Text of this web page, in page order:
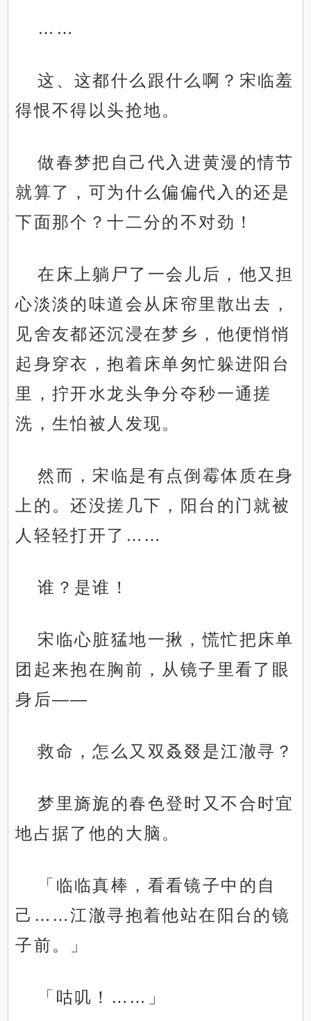
……
这、这都什么跟什么啊？宋临羞
得恨不得以头抢地。
做春梦把自己代入进黄漫的情节
就算了，可为什么偏偏代入的还是
下面那个？十二分的不对劲！
在床上躺尸了一会儿后，他又担
心淡淡的味道会从床帘里散出去，
见舍友都还沉浸在梦乡，他便悄悄
起身穿衣，抱着床单匆忙躲进阳台
里，拧开水龙头争分夺秒一通搓
洗，生怕被人发现。
然而，宋临是有点倒霉体质在身
上的。还没搓几下，阳台的门就被
人轻轻打开了……
谁？是谁！
宋临心脏猛地一揪，慌忙把床单
团起来抱在胸前，从镜子里看了眼
身后——
救命，怎么又双叒叕是江澈寻？
梦里旖旎的春色登时又不合时宜
地占据了他的大脑。
「临临真棒，看看镜子中的自
己……江澈寻抱着他站在阳台的镜
子前。」
「咕叽！……」